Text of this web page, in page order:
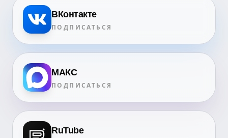
ВКонтакте
ПОДПИСАТЬСЯ
МАКС
ПОДПИСАТЬСЯ
RuTube